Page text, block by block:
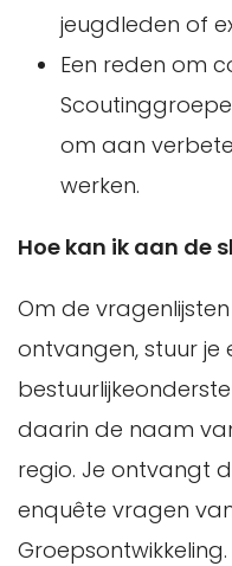
jeugdleden of
Een reden om
om aan
werken.
Hoe kan ik aan de
Om de
ontvangen, stuur je
daarin de naam
regio. Je ontvangt
enquête vragen
Groepsontwikkeling.